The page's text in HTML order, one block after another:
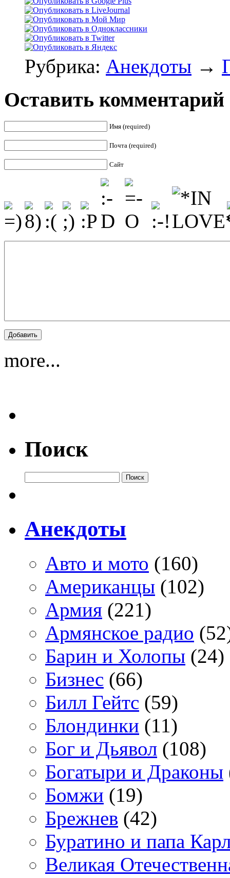
Рубрика: Анекдоты →
Оставить комментарий
Имя (required)
Почта (required)
Сайт
more...
Поиск
Анекдоты
Авто и мото (160)
Американцы (102)
Армия (221)
Армянское радио
Барин и Холопы (24)
Бизнес (66)
Билл Гейтс (59)
Блондинки (11)
Бог и Дьявол (108)
Богатыри и Драконы
Бомжи (19)
Брежнев (42)
Буратино и папа
Великая